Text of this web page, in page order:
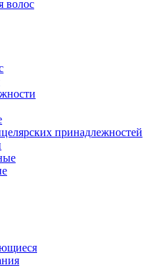
волос
принадлежностей